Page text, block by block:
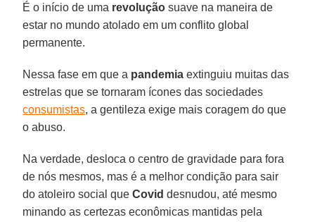
É o início de uma revolução suave na maneira de
estar no mundo atolado em um conflito global
permanente.
Nessa fase em que a pandemia extinguiu muitas das
estrelas que se tornaram ícones das sociedades
consumistas, a gentileza exige mais coragem do que
o abuso.
Na verdade, desloca o centro de gravidade para fora
de nós mesmos, mas é a melhor condição para sair
do atoleiro social queCovid desnudou, até mesmo
minando as certezas econômicas mantidas pela